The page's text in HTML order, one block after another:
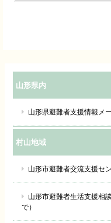
山形県内
山形県避難者支援情報メ
村山地域
山形市避難者交流支援セ
山形市避難者生活支援相
で）